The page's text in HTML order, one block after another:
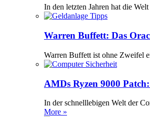
In den letzten Jahren hat die
Warren Buffett: Das
Warren Buffett ist ohne Zweifel
AMDs Ryzen 9000
In der schnelllebigen Welt der
More »